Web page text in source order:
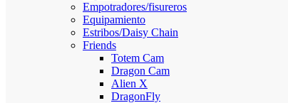
Empotradores/fisureros
Equipamiento
Estribos/Daisy Chain
Friends
Totem Cam
Dragon Cam
Alien X
DragonFly